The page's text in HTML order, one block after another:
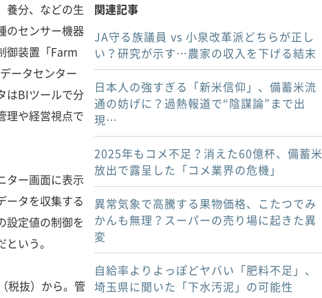
関連記事
JA守る族議員 vs 小泉改革派どちらが正し
い？研究が示す…農家の収入を下げる結末
日本人の強すぎる「新米信仰」、備蓄米流
通の妨げに？過熱報道で“陰謀論”まで出
現…
2025年もコメ不足？消えた60億杯、備蓄米
放出で露呈した「コメ業界の危機」
異常気象で高騰する果物価格、こたつでみ
かんも無理？スーパーの売り場に起きた異
変
自給率よりよっぽどヤバい「肥料不足」、
埼玉県に聞いた「下水汚泥」の可能性
養分、などの生
のセンサー機器
御装置「Farm
ータセンター
はBIツールで分
理や経営視点で
ター画面に表示
ータを収集する
設定値の制御を
いう。
税抜）から。管